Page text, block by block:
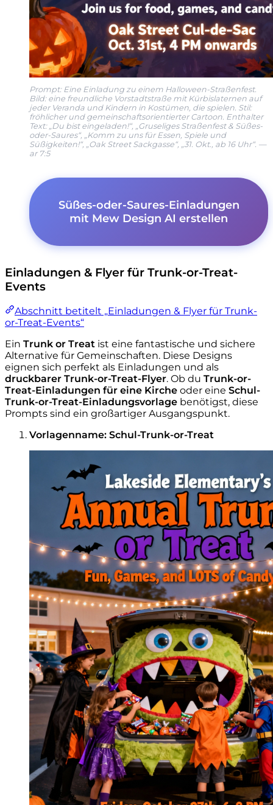
Prompt: Eine Einladung zu einem Halloween-Straßenfest.
Bild: eine freundliche Vorstadtstraße mit Kürbislaternen auf
jeder Veranda und Kindern in Kostümen, die spielen. Stil:
fröhlicher und gemeinschaftsorientierter Cartoon. Enthalter
Text: „Du bist eingeladen!“, „Gruseliges Straßenfest & Süßes-
oder-Saures“, „Komm zu uns für Essen, Spiele und
Süßigkeiten!“, „Oak Street Sackgasse“, „31. Okt., ab 16 Uhr“. —
ar 7:5
Süßes-oder-Saures-Einladungen
mit Mew Design AI erstellen
Einladungen & Flyer für Trunk-or-Treat-
Events
Abschnitt betitelt „Einladungen & Flyer für Trunk-
or-Treat-Events“
Ein Trunk or Treat ist eine fantastische und sichere
Alternative für Gemeinschaften. Diese Designs
eignen sich perfekt als Einladungen und als
druckbarer Trunk-or-Treat-Flyer. Ob du Trunk-or-
Treat-Einladungen für eine Kirche oder eine Schul-
Trunk-or-Treat-Einladungsvorlage benötigst, diese
Prompts sind ein großartiger Ausgangspunkt.
Vorlagenname: Schul-Trunk-or-Treat